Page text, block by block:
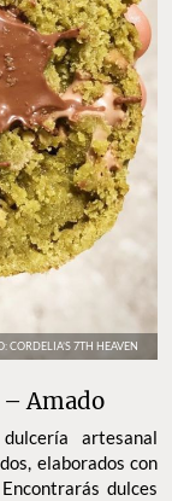
CORDELIA’S 7TH HEAVEN
– Amado
artesanal
elaborados con
dulces